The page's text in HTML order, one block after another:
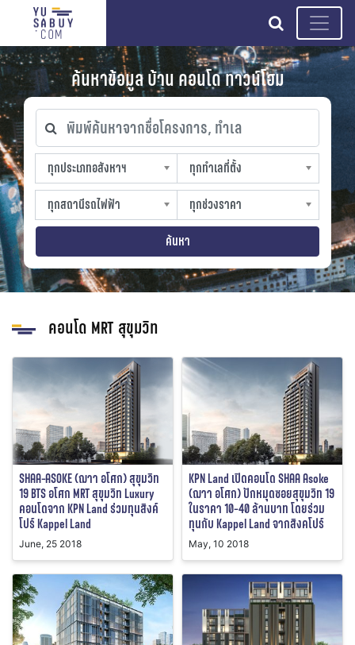
search
ค้นหาข้อมูล บ้าน คอนโด ทาวน์โฮม
พิมพ์ค้นหาจากชื่อโครงการ, ทำเล
ทุกประเภทอสังหาฯ
ทุกประเภทอสังหาฯ
sproperty
ทุกทำเลที่ตั้ง
ทุกทำเลที่ตั้ง
slocation
ทุกสถานีรถไฟฟ้า
ทุกสถานีรถไฟฟ้า
strain-station
ทุกช่วงราคา
ทุกช่วงราคา
sprice
ค้นหา
คอนโด MRT สุขุมวิท
SHAA-ASOKE (ฌาา อโศก) สุขุมวิท
19 BTS อโศก MRT สุขุมวิท Luxury
คอนโดจาก KPN Land ร่วมทุนสิงค์
โปร์ Kappel Land
June, 25 2018
KPN Land เปิดคอนโด SHAA Asoke
(ฌาา อโศก) ปักหมุดซอยสุขุมวิท 19
ในราคา 10-40 ล้านบาท โดยร่วม
ทุนกับ Kappel Land จากสิงคโปร์
May, 10 2018